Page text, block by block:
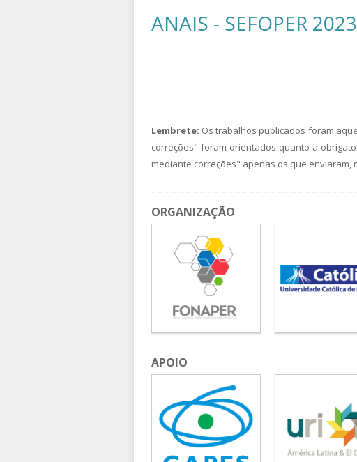
ANAIS - SEFOPER 2023
Lembrete: Os trabalhos publicados foram
correções" foram orientados quanto a
mediante correções" apenas os que enviaram,
ORGANIZAÇÃO
APOIO